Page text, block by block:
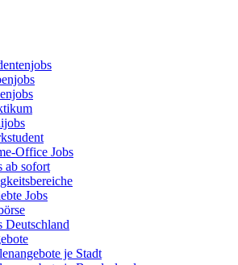
Office Jobs
ab sofort
Jobs
Deutschland
je Stadt